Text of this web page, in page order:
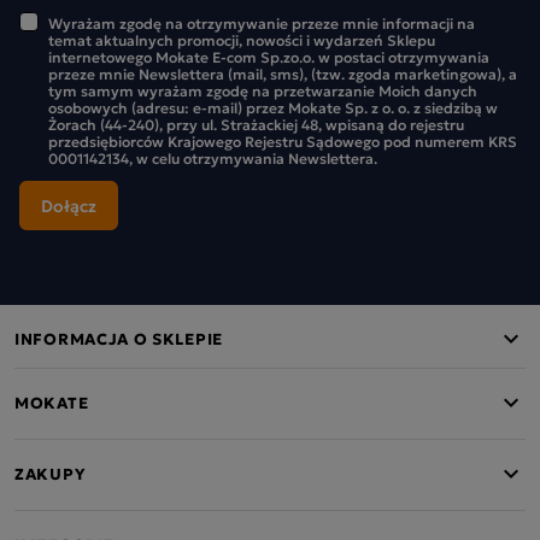
Wyrażam zgodę na otrzymywanie przeze mnie informacji na
temat aktualnych promocji, nowości i wydarzeń Sklepu
internetowego Mokate E-com Sp.zo.o. w postaci otrzymywania
przeze mnie Newslettera (mail, sms), (tzw. zgoda marketingowa), a
tym samym wyrażam zgodę na przetwarzanie Moich danych
osobowych (adresu: e-mail) przez Mokate Sp. z o. o. z siedzibą w
Żorach (44-240), przy ul. Strażackiej 48, wpisaną do rejestru
przedsiębiorców Krajowego Rejestru Sądowego pod numerem KRS
0001142134, w celu otrzymywania Newslettera.
INFORMACJA O SKLEPIE
MOKATE
ZAKUPY